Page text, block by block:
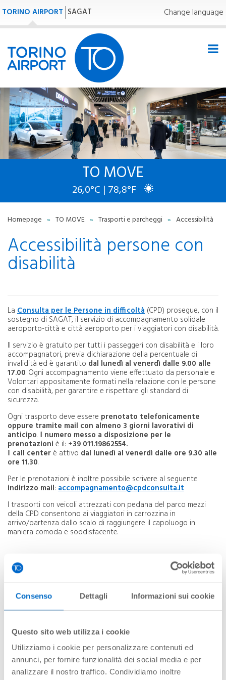
Consenso Dettagli Informazioni sui cookie
Questo sito web utilizza i cookie
Utilizziamo i cookie per personalizzare contenuti ed
annunci, per fornire funzionalità dei social media e per
analizzare il nostro traffico. Condividiamo inoltre
TORINO AIRPORT SAGAT Change language
TO MOVE
26,0°C | 78,8°F
Homepage » TO MOVE » Trasporti e parcheggi » Accessibilità
Accessibilità persone con
disabilità
La Consulta per le Persone in difficoltà (CPD) prosegue, con il
sostegno di SAGAT, il servizio di accompagnamento solidale
aeroporto-città e città aeroporto per i viaggiatori con disabilità.
Il servizio è gratuito per tutti i passeggeri con disabilità e i loro
accompagnatori, previa dichiarazione della percentuale di
invalidità ed è garantito dal lunedì al venerdì dalle 9.00 alle
17.00. Ogni accompagnamento viene effettuato da personale e
Volontari appositamente formati nella relazione con le persone
con disabilità, per garantire e rispettare gli standard di
sicurezza.
Ogni trasporto deve essere prenotato telefonicamente
oppure tramite mail con almeno 3 giorni lavorativi di
anticipo. Il numero messo a disposizione per le
prenotazioni è il: +39 011.19862554.
Il call centerè attivo dal lunedì al venerdì dalle ore 9.30 alle
ore 11.30.
Per le prenotazioni è inoltre possibile scrivere al seguente
indirizzo mail: accompagnamento@cpdconsulta.it
I trasporti con veicoli attrezzati con pedana del parco mezzi
della CPD consentono ai viaggiatori in carrozzina in
arrivo/partenza dallo scalo di raggiungere il capoluogo in
maniera comoda e soddisfacente.
Parcheggi riservati
Il parcheggio Multipiano, dotato di 6 ascensori, dispone di 50
posti gratuiti per i possessori o titolari di contrassegno
disabili.
livello delle Partenze, in posizione adiacente al percorso
pedonale coperto.
I titolari di contrassegno disabili possono beneficiare
gratuitamentedel parcheggio esponendo, in auto, il